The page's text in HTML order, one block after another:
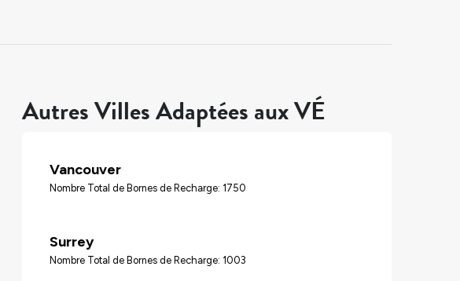
Autres Villes Adaptées aux VÉ
Vancouver
Nombre Total de Bornes de Recharge: 1750
Surrey
Nombre Total de Bornes de Recharge: 1003